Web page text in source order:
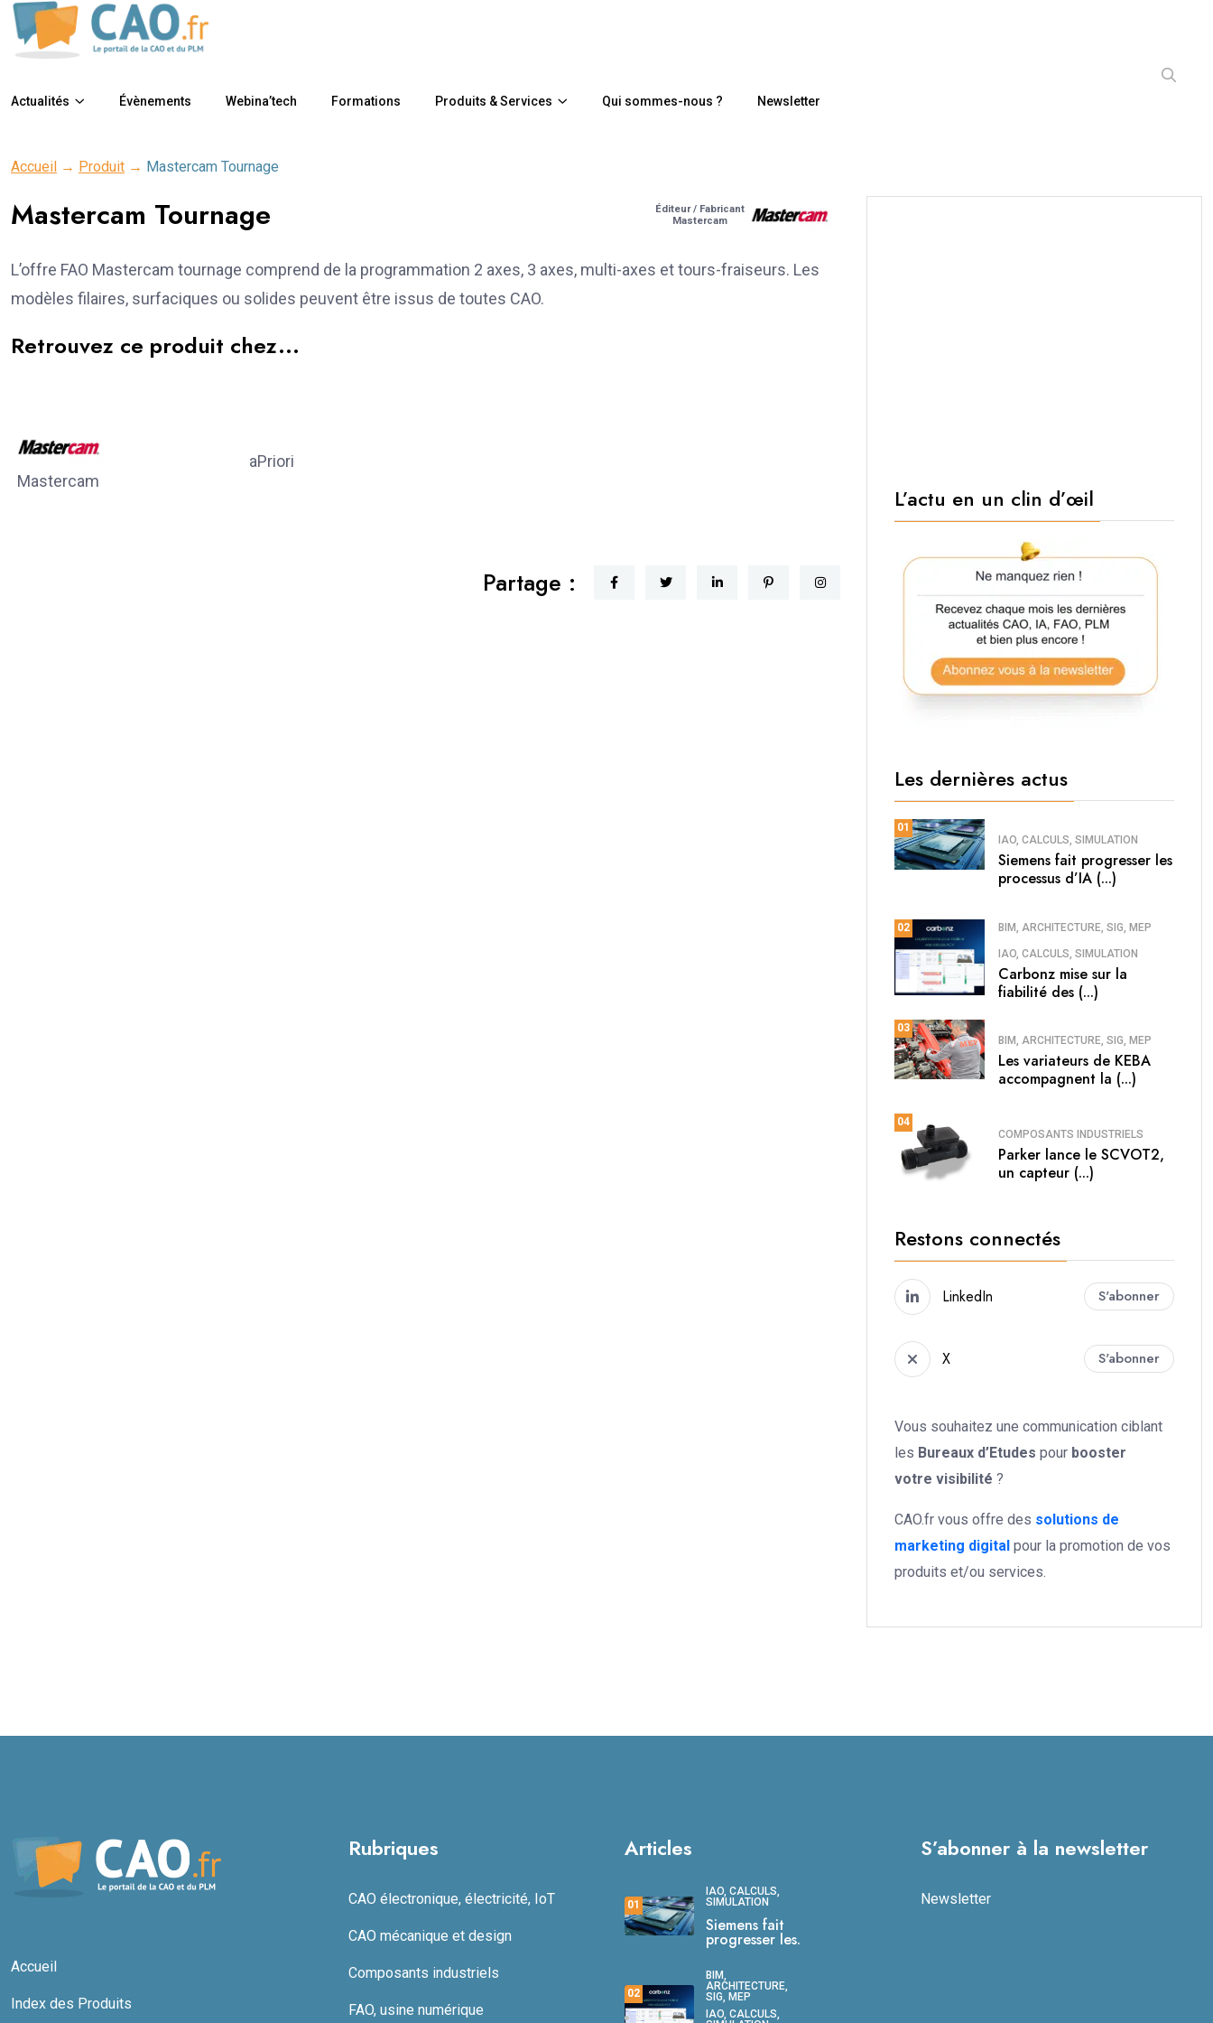
Actualités Évènements Webina’tech Formations Produits & Services Qui sommes-nous ? Newsletter
Accueil → Produit → Mastercam Tournage
Mastercam Tournage
Éditeur / Fabricant
Mastercam
L’offre FAO Mastercam tournage comprend de la programmation 2 axes, 3 axes, multi-axes et tours-fraiseurs. Les
modèles filaires, surfaciques ou solides peuvent être issus de toutes CAO.
Retrouvez ce produit chez...
Mastercam
aPriori
Partage :
L’actu en un clin d’œil
Les dernières actus
01
IAO, CALCULS, SIMULATION
Siemens fait progresser les
processus d’IA (...)
02 BIM, ARCHITECTURE, SIG, MEP
IAO, CALCULS, SIMULATION
Carbonz mise sur la
fiabilité des (...)
03
BIM, ARCHITECTURE, SIG, MEP
Les variateurs de KEBA
accompagnent la (...)
04
COMPOSANTS INDUSTRIELS
Parker lance le SCVOT2,
un capteur (...)
Restons connectés
LinkedIn S'abonner
X S'abonner
Vous souhaitez une communication ciblant
les Bureaux d’Etudes pour booster
votre visibilité ?
CAO.fr vous offre des solutions de
marketing digital pour la promotion de vos
produits et/ou services.
Accueil
Index des Produits
Rubriques
CAO électronique, électricité, IoT
CAO mécanique et design
Composants industriels
FAO, usine numérique
Articles
01
IAO, CALCULS,
SIMULATION
Siemens fait
progresser les.
02
BIM,
ARCHITECTURE,
SIG, MEP
IAO, CALCULS,
S’abonner à la newsletter
Newsletter